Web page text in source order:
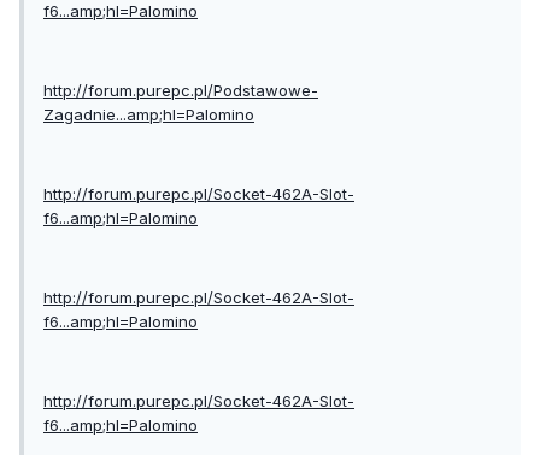
f6...amp;hl=Palomino
http://forum.purepc.pl/Podstawowe-
Zagadnie...amp;hl=Palomino
http://forum.purepc.pl/Socket-462A-Slot-
f6...amp;hl=Palomino
http://forum.purepc.pl/Socket-462A-Slot-
f6...amp;hl=Palomino
http://forum.purepc.pl/Socket-462A-Slot-
f6...amp;hl=Palomino